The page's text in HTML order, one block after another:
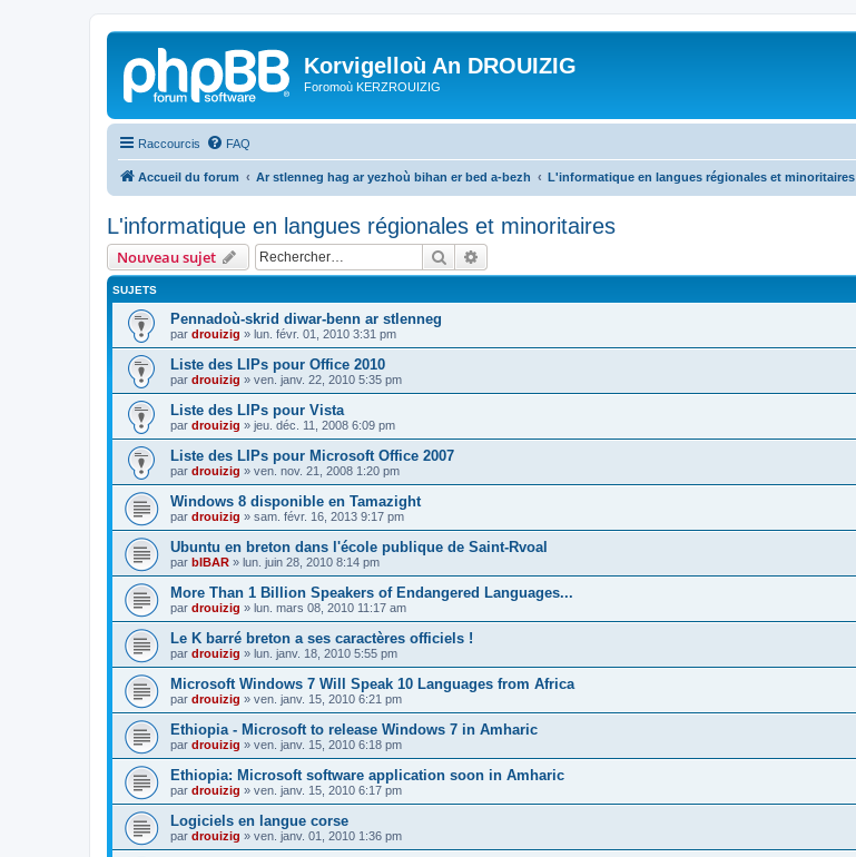
Korvigelloù An DROUIZIG
Foromoù KERZROUIZIG
Raccourcis FAQ
Accueil du forum Ar stlenneg hag ar yezhoù bihan er bed a-bezh L'informatique en langues régionales et minoritaires
L'informatique en langues régionales et minoritaires
Nouveau sujet Rechercher
SUJETS
Pennadoù-skrid diwar-benn ar stlenneg
par drouizig » lun. févr. 01, 2010 3:31 pm
Liste des LIPs pour Office 2010
par drouizig » ven. janv. 22, 2010 5:35 pm
Liste des LIPs pour Vista
par drouizig » jeu. déc. 11, 2008 6:09 pm
Liste des LIPs pour Microsoft Office 2007
par drouizig » ven. nov. 21, 2008 1:20 pm
Windows 8 disponible en Tamazight
par drouizig » sam. févr. 16, 2013 9:17 pm
Ubuntu en breton dans l'école publique de Saint-Rvoal
par bIBAR » lun. juin 28, 2010 8:14 pm
More Than 1 Billion Speakers of Endangered Languages...
par drouizig » lun. mars 08, 2010 11:17 am
Le K barré breton a ses caractères officiels !
par drouizig » lun. janv. 18, 2010 5:55 pm
Microsoft Windows 7 Will Speak 10 Languages from Africa
par drouizig » ven. janv. 15, 2010 6:21 pm
Ethiopia - Microsoft to release Windows 7 in Amharic
par drouizig » ven. janv. 15, 2010 6:18 pm
Ethiopia: Microsoft software application soon in Amharic
par drouizig » ven. janv. 15, 2010 6:17 pm
Logiciels en langue corse
par drouizig » ven. janv. 01, 2010 1:36 pm